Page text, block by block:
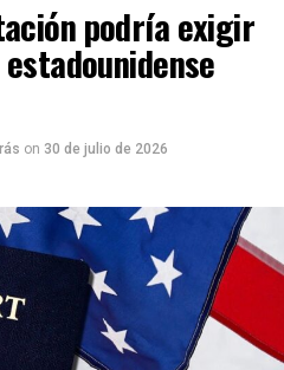
bíblico específico:
podría exigir
on 30 de julio de 2026